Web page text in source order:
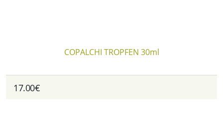
COPALCHI TROPFEN 30ml
17.00€